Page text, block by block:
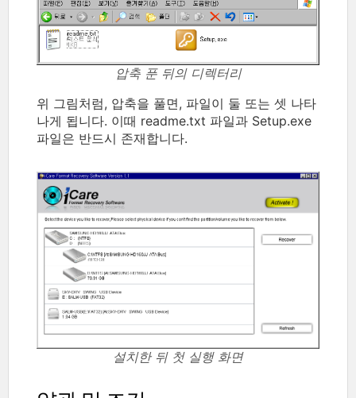
압축 푼 뒤의 디렉터리
위 그림처럼, 압축을 풀면, 파일이 둘 또는 셋 나타
나게 됩니다. 이때 readme.txt 파일과 Setup.exe
파일은 반드시 존재합니다.
설치한 뒤 첫 실행 화면